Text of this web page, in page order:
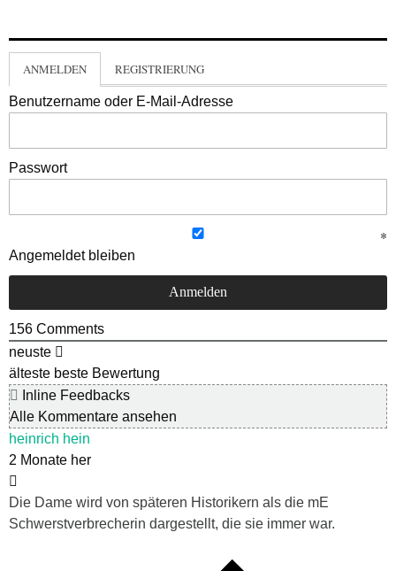
ANMELDEN REGISTRIERUNG
Benutzername oder E-Mail-Adresse
Passwort
Angemeldet bleiben
156 Comments
neuste
älteste beste Bewertung
Inline Feedbacks
Alle Kommentare ansehen
heinrich hein
2 Monate her
Die Dame wird von späteren Historikern als die mE
Schwerstverbrecherin dargestellt, die sie immer war.